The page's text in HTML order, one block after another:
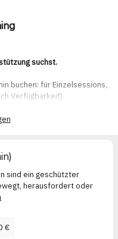
suchst.
buchen: für Einzelsessions,
Verfügbarkeit).
und
anzukommen und deine
Raum gibt – auch davor
stattfinden und nachwirken
sind ein geschützter
herausfordert oder
€